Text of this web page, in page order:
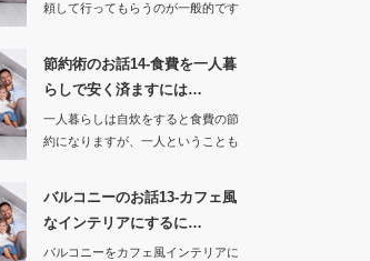
頼して行ってもらうのが一般的です
節約術のお話14-食費を一人暮
らしで安く済ますには…
一人暮らしは自炊をすると食費の節
約になりますが、一人ということも
バルコニーのお話13-カフェ風
なインテリアにするに…
バルコニーをカフェ風インテリアに